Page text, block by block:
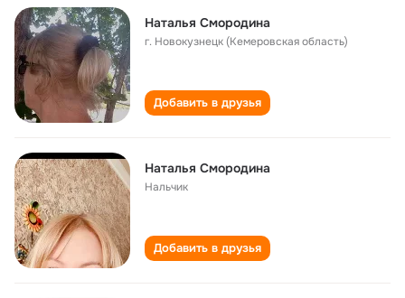
Наталья Смородина
г. Новокузнецк (Кемеровская область)
Добавить в друзья
Наталья Смородина
Нальчик
Добавить в друзья